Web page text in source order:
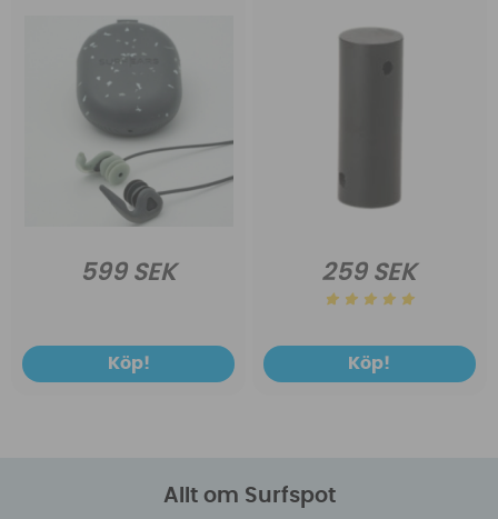
599 SEK
Köp!
259 SEK
Köp!
Allt om Surfspot